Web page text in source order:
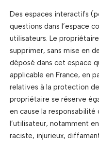
Des espaces interactifs
questions dans l’espace
utilisateurs. Le
supprimer, sans mise en
déposé dans cet espace
applicable en France, en
relatives à la protection
propriétaire se réserve
en cause la
l’utilisateur, notamment
raciste, injurieux,